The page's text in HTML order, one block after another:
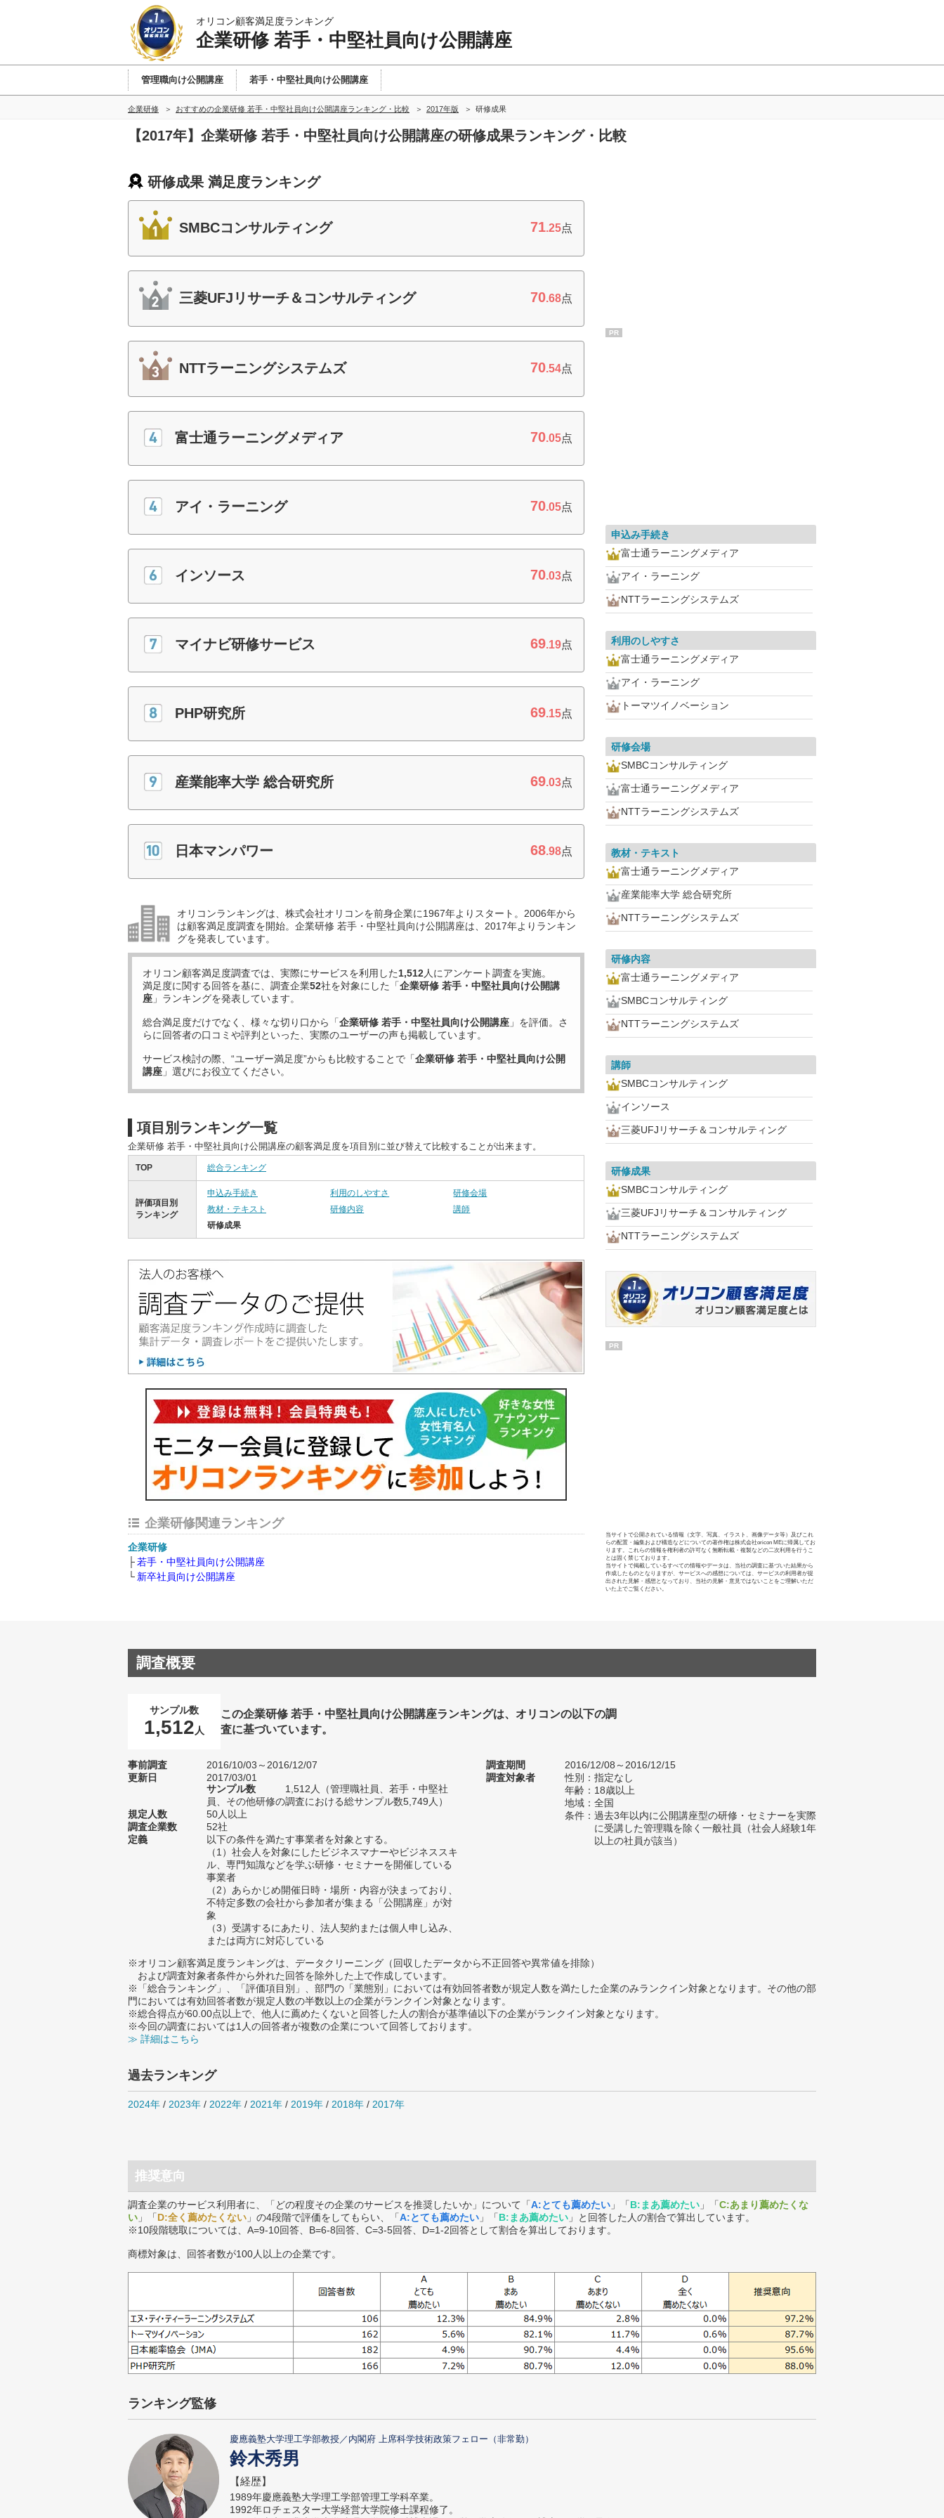
オリコン顧客満足度ランキング
企業研修 若手・中堅社員向け公開講座
管理職向け公開講座 若手・中堅社員向け公開講座
企業研修 おすすめの企業研修 若手・中堅社員向け公開講座ランキング・比較 2017年版 研修成果
【2017年】企業研修 若手・中堅社員向け公開講座の研修成果ランキング・比較
研修成果 満足度ランキング
SMBCコンサルティング 71.25点
三菱UFJリサーチ＆コンサルティング 70.68点
NTTラーニングシステムズ 70.54点
富士通ラーニングメディア 70.05点
アイ・ラーニング 70.05点
インソース 70.03点
マイナビ研修サービス 69.19点
PHP研究所 69.15点
産業能率大学 総合研究所 69.03点
日本マンパワー 68.98点
オリコンランキングは、株式会社オリコンを前身企業に1967年よりスタート。2006年から
は顧客満足度調査を開始。企業研修 若手・中堅社員向け公開講座は、2017年よりランキン
グを発表しています。
オリコン顧客満足度調査では、実際にサービスを利用した1,512人にアンケート調査を実施。
満足度に関する回答を基に、調査企業52社を対象にした「企業研修 若手・中堅社員向け公開講
座 」ランキングを発表しています。
総合満足度だけでなく、様々な切り口から「企業研修 若手・中堅社員向け公開講座 」を評価。さ
らに回答者の口コミや評判といった、実際のユーザーの声も掲載しています。
サービス検討の際、“ユーザー満足度”からも比較することで「企業研修 若手・中堅社員向け公開
講座 」選びにお役立てください。
項目別ランキング一覧
企業研修 若手・中堅社員向け公開講座の顧客満足度を項目別に並び替えて比較することが出来ます。
TOP 総合ランキング
評価項目別
ランキング
申込み手続き 利用のしやすさ
研修会場
教材・テキスト
研修内容
講師
研修成果
企業研修関連ランキング
企業研修
若手・中堅社員向け公開講座
新卒社員向け公開講座
PR
申込み手続き
富士通ラーニングメディア
アイ・ラーニング
NTTラーニングシステムズ
利用のしやすさ
富士通ラーニングメディア
アイ・ラーニング
トーマツイノベーション
研修会場
SMBCコンサルティング
富士通ラーニングメディア
NTTラーニングシステムズ
教材・テキスト
富士通ラーニングメディア
産業能率大学 総合研究所
NTTラーニングシステムズ
研修内容
富士通ラーニングメディア
SMBCコンサルティング
NTTラーニングシステムズ
講師
SMBCコンサルティング
インソース
三菱UFJリサーチ＆コンサルティング
研修成果
SMBCコンサルティング
三菱UFJリサーチ＆コンサルティング
NTTラーニングシステムズ
PR
当サイトで公開されている情報（文字、写真、イラスト、画像データ等）及びこれ
らの配置・編集および構造などについての著作権は株式会社oricon MEに帰属してお
ります。これらの情報を権利者の許可なく無断転載・複製などの二次利用を行うこ
とは固く禁じております。
当サイトで掲載しているすべての情報やデータは、当社の調査に基づいた結果から
作成したものとなりますが、サービスへの感想については、サービスの利用者が提
出された見解・感想となっており、当社の見解・意見ではないことをご理解いただ
いた上でご覧ください。
調査概要
サンプル数
1,512 人
この企業研修 若手・中堅社員向け公開講座ランキングは、オリコンの以下の調
査に基づいています。
事前調査
2016/10/03～2016/12/07
更新日
2017/03/01
サンプル数
1,512人（管理職社員、若手・中堅社
員、その他研修の調査における総サンプル数5,749人）
規定人数
50人以上
調査企業数
52社
定義
以下の条件を満たす事業者を対象とする。
（1）社会人を対象にしたビジネスマナーやビジネススキ
ル、専門知識などを学ぶ研修・セミナーを開催している
事業者
（2）あらかじめ開催日時・場所・内容が決まっており、
不特定多数の会社から参加者が集まる「公開講座」が対
象
（3）受講するにあたり、法人契約または個人申し込み、
または両方に対応している
調査期間
2016/12/08～2016/12/15
調査対象者
性別：指定なし
年齢：18歳以上
地域：全国
条件：過去3年以内に公開講座型の研修・セミナーを実際
に受講した管理職を除く一般社員（社会人経験1年
以上の社員が該当）
※オリコン顧客満足度ランキングは、データクリーニング（回収したデータから不正回答や異常値を排除）
および調査対象者条件から外れた回答を除外した上で作成しています。
※「総合ランキング」、「評価項目別」、部門の「業態別」においては有効回答者数が規定人数を満たした企業のみランクイン対象となります。その他の部
門においては有効回答者数が規定人数の半数以上の企業がランクイン対象となります。
※総合得点が60.00点以上で、他人に薦めたくないと回答した人の割合が基準値以下の企業がランクイン対象となります。
※今回の調査においては1人の回答者が複数の企業について回答しております。
≫ 詳細はこちら
過去ランキング
2024年 / 2023年 / 2022年 / 2021年 / 2019年 / 2018年 / 2017年
推奨意向
調査企業のサービス利用者に、「どの程度その企業のサービスを推奨したいか」について「A:とても薦めたい 」「B:まあ薦めたい 」「C:あまり薦めたくな
い 」「D:全く薦めたくない 」の4段階で評価をしてもらい、「A:とても薦めたい 」「B:まあ薦めたい 」と回答した人の割合で算出しています。
※10段階聴取については、A=9-10回答、B=6-8回答、C=3-5回答、D=1-2回答として割合を算出しております。
商標対象は、回答者数が100人以上の企業です。
ランキング監修
慶應義塾大学理工学部教授／内閣府 上席科学技術政策フェロー（非常勤）
鈴木秀男
【経歴】
1989年慶應義塾大学理工学部管理工学科卒業。
1992年ロチェスター大学経営大学院修士課程修了。